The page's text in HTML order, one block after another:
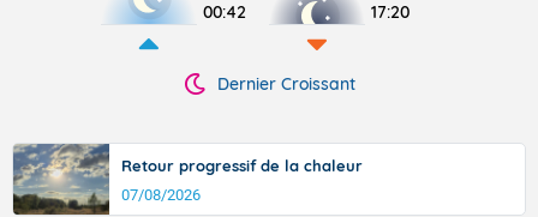
00:42 17:20
Dernier Croissant
Retour progressif de la chaleur
07/08/2026